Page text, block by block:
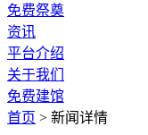
免费祭奠
资讯
平台介绍
关于我们
免费建馆
首页 > 新闻详情